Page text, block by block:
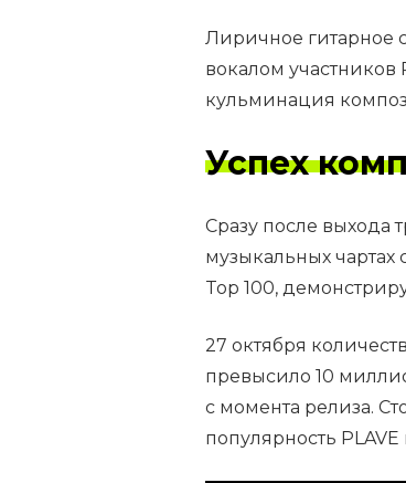
Лиричное гитарное
вокалом участников
кульминация
Успех
Сразу после выхода
музыкальных чартах
Top 100,
27 октября
превысило 10
с момента релиза.
популярность